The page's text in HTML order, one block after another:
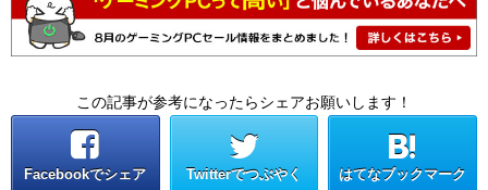
この記事が参考になったらシェアお願いします！
Facebookでシェア Twitterでつぶやく はてなブックマーク